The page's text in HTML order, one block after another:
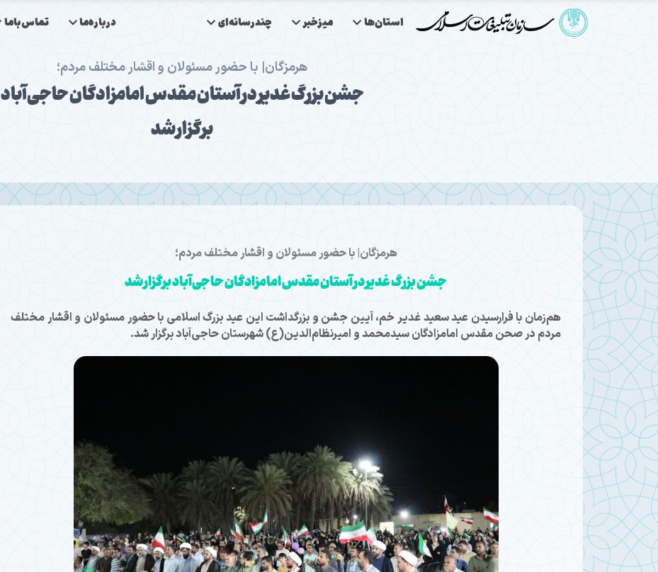
استان‌ها میزخبر چندرسانه‌ای درباره‌ما تماس‌باما
هرمزگان| با حضور مسئولان و اقشار مختلف مردم؛
جشن بزرگ غدیر در آستان مقدس امامزادگان حاجی‌آباد
برگزار شد
هرمزگان| با حضور مسئولان و اقشار مختلف مردم؛
جشن بزرگ غدیر در آستان مقدس امامزادگان حاجی‌آباد برگزار شد
هم‌زمان با فرارسیدن عید سعید غدیر خم، آیین جشن و بزرگداشت این عید بزرگ اسلامی با حضور مسئولان و اقشار مختلف
مردم در صحن مقدس امامزادگان سیدمحمد و امیرنظام‌الدین(ع) شهرستان حاجی‌آباد برگزار شد.